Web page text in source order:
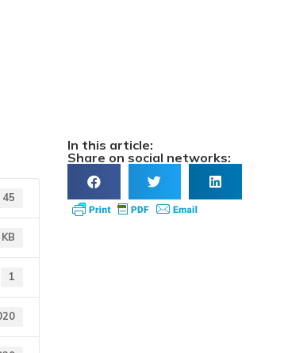
45
1
In this article:
Share on social networks: